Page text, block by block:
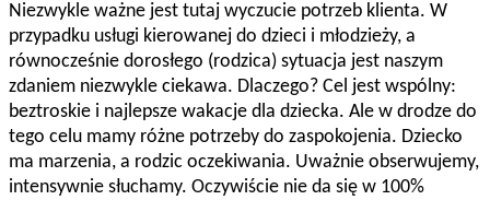
Niezwykle ważne jest tutaj wyczucie potrzeb klienta. W
przypadku usługi kierowanej do dzieci i młodzieży, a
równocześnie dorosłego (rodzica) sytuacja jest naszym
zdaniem niezwykle ciekawa. Dlaczego? Cel jest wspólny:
beztroskie i najlepsze wakacje dla dziecka. Ale w drodze do
tego celu mamy różne potrzeby do zaspokojenia. Dziecko
ma marzenia, a rodzic oczekiwania. Uważnie obserwujemy,
intensywnie słuchamy. Oczywiście nie da się w 100%